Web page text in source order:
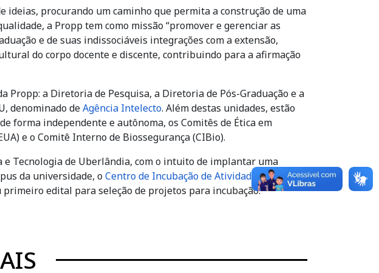
ideias, procurando um caminho que permita a construção de uma
a Propp tem como missão “promover e gerenciar as
e de suas indissociáveis integrações com a extensão,
do corpo docente e discente, contribuindo para a afirmação
a Diretoria de Pesquisa, a Diretoria de Pós-Graduação e a
denominado deAgência Intelecto. Além destas unidades, estão
forma independente e autônoma, os Comitês de Ética em
e o Comitê Interno de Biossegurança (CIBio).
Tecnologia de Uberlândia, com o intuito de implantar uma
da universidade, oCentro de Incubação de Atividades
primeiro edital para seleção de projetos para incubação.